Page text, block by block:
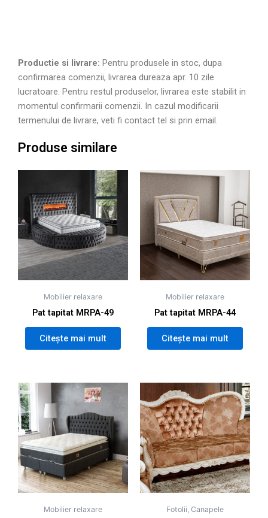
Productie si livrare: Pentru produsele in stoc, dupa
confirmarea comenzii, livrarea dureaza apr. 10 zile
lucratoare. Pentru restul produselor, livrarea este stabilit in
momentul confirmarii comenzii. In cazul modificarii
termenului de livrare, veti fi contact tel si prin email.
Produse similare
Mobilier relaxare
Pat tapitat MRPA-49
Citește mai mult
Mobilier relaxare
Pat tapitat MRPA-44
Citește mai mult
Mobilier relaxare Fotolii, Canapele